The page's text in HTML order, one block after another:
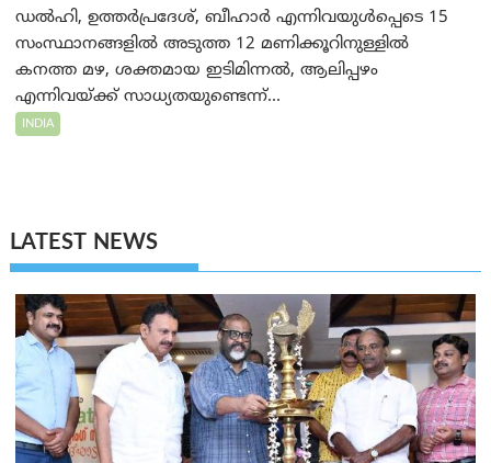
ഡൽഹി, ഉത്തർപ്രദേശ്, ബീഹാർ എന്നിവയുൾപ്പെടെ 15
സംസ്ഥാനങ്ങളിൽ അടുത്ത 12 മണിക്കൂറിനുള്ളിൽ
കനത്ത മഴ, ശക്തമായ ഇടിമിന്നൽ, ആലിപ്പഴം
എന്നിവയ്ക്ക് സാധ്യതയുണ്ടെന്ന്...
INDIA
LATEST NEWS